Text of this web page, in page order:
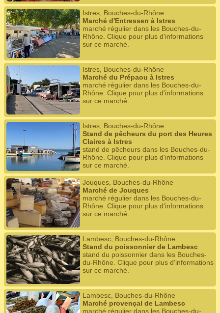
Istres, Bouches-du-Rhône
Marché d'Entressen à Istres
marché régulier dans les Bouches-du-
Rhône. Clique pour plus d'informations
sur ce marché.
Istres, Bouches-du-Rhône
Marché du Prépaou à Istres
marché régulier dans les Bouches-du-
Rhône. Clique pour plus d'informations
sur ce marché.
Istres, Bouches-du-Rhône
Stand de pêcheurs du port des Heures
Claires à Istres
stand de pêcheurs dans les Bouches-du-
Rhône. Clique pour plus d'informations
sur ce marché.
Jouques, Bouches-du-Rhône
Marché de Jouques
marché régulier dans les Bouches-du-
Rhône. Clique pour plus d'informations
sur ce marché.
Lambesc, Bouches-du-Rhône
Stand du poissonnier de Lambesc
stand du poissonnier dans les Bouches-
du-Rhône. Clique pour plus d'informations
sur ce marché.
Lambesc, Bouches-du-Rhône
Marché provençal de Lambesc
marché régulier dans les Bouches-du-